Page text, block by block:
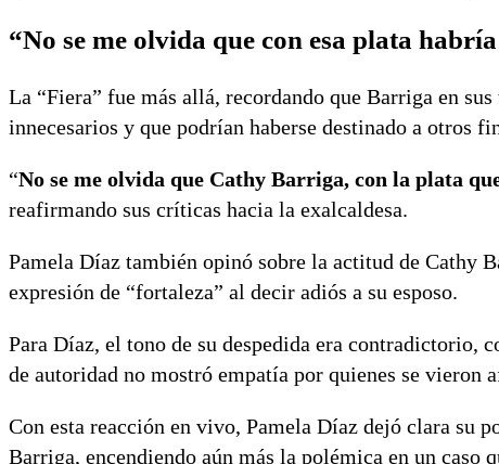
“No se me olvida que con esa plata
La “Fiera” fue más allá, recordando que Barriga en
innecesarios y que podrían haberse destinado a otros
“No se me olvida que Cathy Barriga, con la plata
reafirmando sus críticas hacia la exalcaldesa.
Pamela Díaz también opinó sobre la actitud de Cathy
expresión de “fortaleza” al decir adiós a su esposo.
Para Díaz, el tono de su despedida era contradictorio,
de autoridad no mostró empatía por quienes se vieron
Con esta reacción en vivo, Pamela Díaz dejó clara su
Barriga, encendiendo aún más la polémica en un caso